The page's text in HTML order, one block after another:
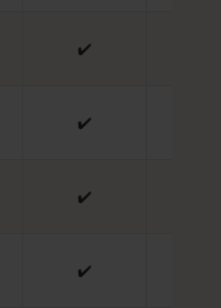
✔️
✔️
✔️
✔️